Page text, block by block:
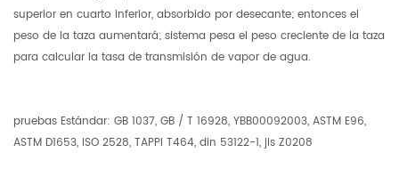
superior en cuarto inferior, absorbido por desecante; entonces el
peso de la taza aumentará; sistema pesa el peso creciente de la taza
para calcular la tasa de transmisión de vapor de agua.
pruebas Estándar: GB 1037, GB / T 16928, YBB00092003, ASTM E96,
ASTM D1653, ISO 2528, TAPPI T464, din 53122-1, jis Z0208